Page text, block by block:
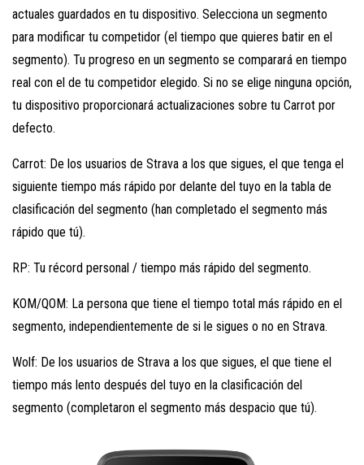
actuales guardados en tu dispositivo. Selecciona un segmento
para modificar tu competidor (el tiempo que quieres batir en el
segmento). Tu progreso en un segmento se comparará en tiempo
real con el de tu competidor elegido. Si no se elige ninguna opción,
tu dispositivo proporcionará actualizaciones sobre tu Carrot por
defecto.
Carrot: De los usuarios de Strava a los que sigues, el que tenga el
siguiente tiempo más rápido por delante del tuyo en la tabla de
clasificación del segmento (han completado el segmento más
rápido que tú).
RP: Tu récord personal / tiempo más rápido del segmento.
KOM/QOM: La persona que tiene el tiempo total más rápido en el
segmento, independientemente de si le sigues o no en Strava.
Wolf: De los usuarios de Strava a los que sigues, el que tiene el
tiempo más lento después del tuyo en la clasificación del
segmento (completaron el segmento más despacio que tú).